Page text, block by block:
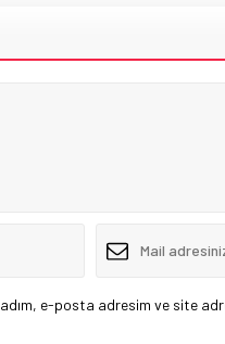
e-posta adresim ve site